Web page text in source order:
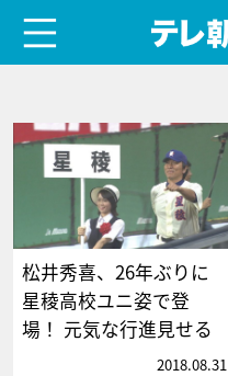
松井秀喜、26年ぶりに
星稜高校ユニ姿で登
場！ 元気な行進見せる
2018.08.31